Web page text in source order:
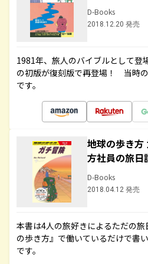
D-Books
2018.12.20 発売
1981年、旅人のバイブルとして登
の初版が復刻版で再登場！ 当時
です。
地球の歩き方
方社員の旅日
D-Books
2018.04.12 発売
本書は4人の旅好きによるただの
の歩き方』で働いているだけで書
です。